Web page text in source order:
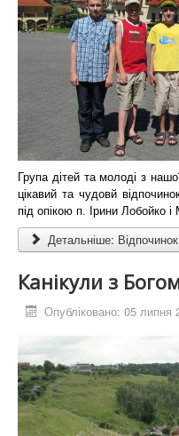
Група дітей та молоді з
цікавий та чудовй
під опікою п. Ірини Лобойко і
Детальніше:
Канікули з
Опубліковано: 05 липня